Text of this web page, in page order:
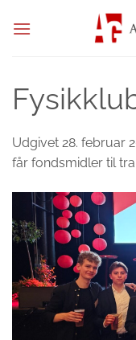
Udgivet 28. februar
får fondsmidler til